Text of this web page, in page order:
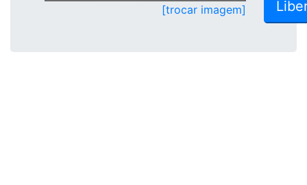
[trocar imagem]